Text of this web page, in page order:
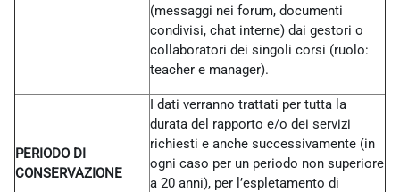
(messaggi nei forum, documenti
condivisi, chat interne) dai gestori o
collaboratori dei singoli corsi (ruolo:
teacher e manager).
PERIODO DI
CONSERVAZIONE
I dati verranno trattati per tutta la
durata del rapporto e/o dei servizi
richiesti e anche successivamente (in
ogni caso per un periodo non superiore
a 20 anni), per l’espletamento di